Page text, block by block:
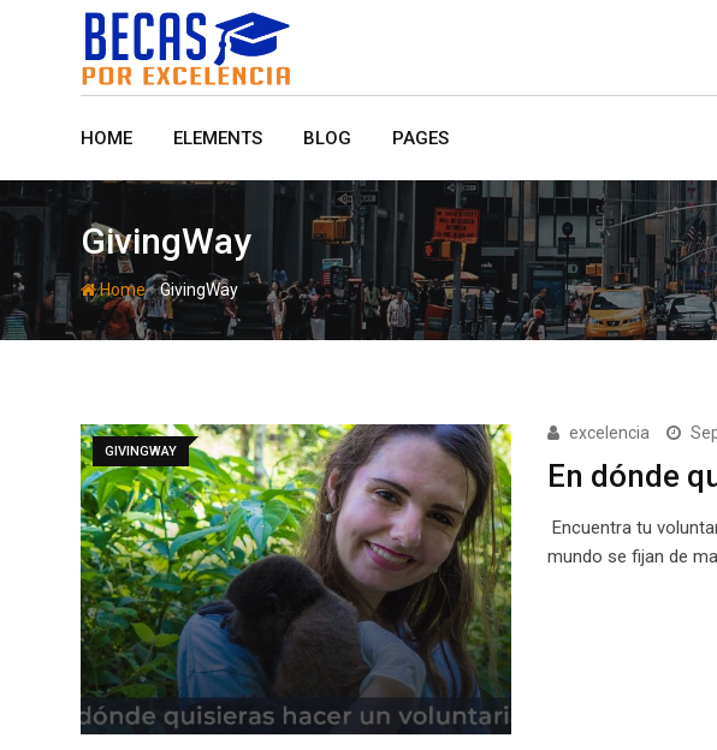
HOME ELEMENTS BLOG PAGES
GivingWay
Home-GivingWay
GIVINGWAY
excelencia
En dónde
Encuentra tu
mundo se fijan de